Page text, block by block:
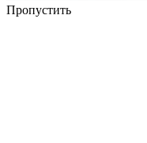
Пропустить